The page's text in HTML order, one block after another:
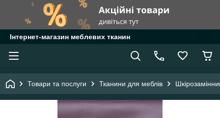
Інтернет-магазин меблевих тканин
Товари та послуги Тканини для меблів